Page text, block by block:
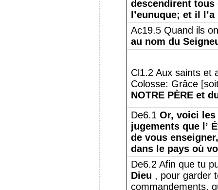
descendirent tous
l’eunuque; et il
Ac19.5 Quand ils
au nom du
Cl1.2 Aux saints et
Colosse: Grâce
NOTRE PÈRE et
De6.1 Or, voici
jugements que l’
de vous
dans le pays où
De6.2 Afin que tu
Dieu , pour garder
commandements,